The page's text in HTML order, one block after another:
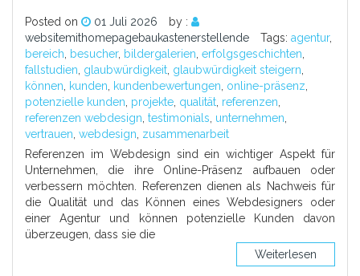
Posted on 01 Juli 2026
by :
websitemithomepagebaukastenerstellende
Tags: agentur,
bereich, besucher, bildergalerien, erfolgsgeschichten,
fallstudien, glaubwürdigkeit, glaubwürdigkeit steigern,
können, kunden, kundenbewertungen, online-präsenz,
potenzielle kunden, projekte, qualität, referenzen,
referenzen webdesign, testimonials, unternehmen,
vertrauen, webdesign, zusammenarbeit
Referenzen im Webdesign sind ein wichtiger Aspekt für
Unternehmen, die ihre Online-Präsenz aufbauen oder
verbessern möchten. Referenzen dienen als Nachweis für
die Qualität und das Können eines Webdesigners oder
einer Agentur und können potenzielle Kunden davon
überzeugen, dass sie die
Weiterlesen